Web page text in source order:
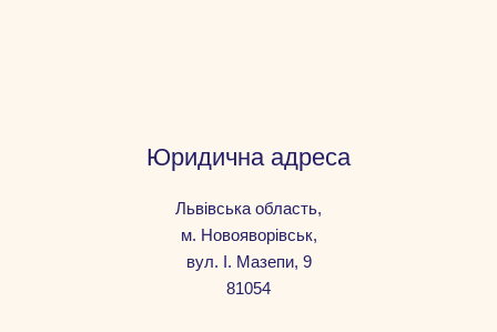
Юридична адреса
Львівська область,
м. Новояворівськ,
вул. І. Мазепи, 9
81054